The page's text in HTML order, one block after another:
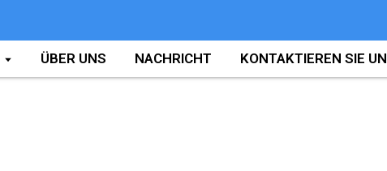
ÜBER UNS NACHRICHT KONTAKTIEREN SIE